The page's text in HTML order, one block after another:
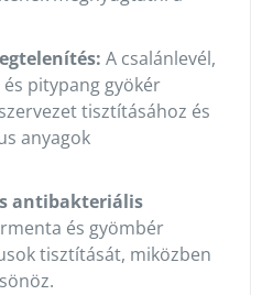
A csalánlevél,
pitypang gyökér
tisztításához és
anyagok
antibakteriális
és gyömbér
tisztítását, miközben